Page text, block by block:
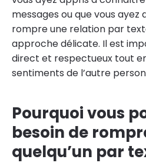
messages ou que vous ayez
rompre une relation par
approche délicate. Il est
direct et respectueux tout
sentiments de l’autre
Pourquoi vous
besoin de
quelqu’un par